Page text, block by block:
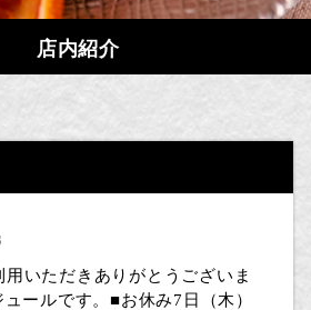
店内紹介
用いただきありがとうございま
ールです。■お休み7日（木）